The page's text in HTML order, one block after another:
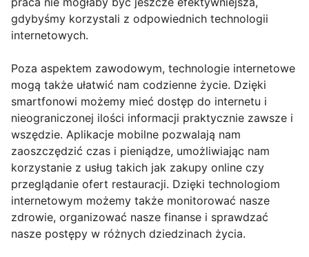
gdybyśmy korzystali z odpowiednich technologii
internetowych.
Poza aspektem zawodowym, technologie internetowe
mogą także ułatwić nam codzienne życie. Dzięki
smartfonowi możemy mieć dostęp do internetu i
nieograniczonej ilości informacji praktycznie zawsze i
wszędzie. Aplikacje mobilne pozwalają nam
zaoszczędzić czas i pieniądze, umożliwiając nam
korzystanie z usług takich jak zakupy online czy
przeglądanie ofert restauracji. Dzięki technologiom
internetowym możemy także monitorować nasze
zdrowie, organizować nasze finanse i sprawdzać
nasze postępy w różnych dziedzinach życia.